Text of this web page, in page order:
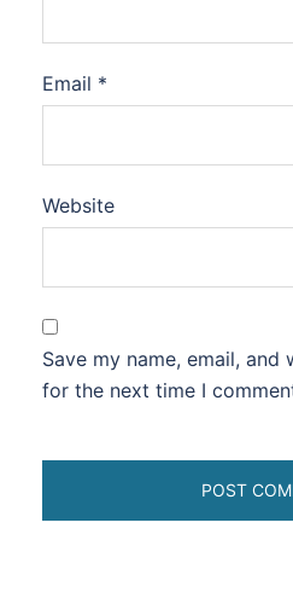
Email *
Website
Save my name, email,
for the next time I